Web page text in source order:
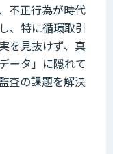
不正行為が時代
、特に循環取引
を見抜けず、真
ータ」に隠れて
査の課題を解決